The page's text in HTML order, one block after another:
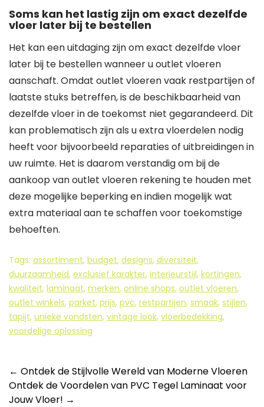
Soms kan het lastig zijn om exact dezelfde
vloer later bij te bestellen
Het kan een uitdaging zijn om exact dezelfde vloer
later bij te bestellen wanneer u outlet vloeren
aanschaft. Omdat outlet vloeren vaak restpartijen of
laatste stuks betreffen, is de beschikbaarheid van
dezelfde vloer in de toekomst niet gegarandeerd. Dit
kan problematisch zijn als u extra vloerdelen nodig
heeft voor bijvoorbeeld reparaties of uitbreidingen in
uw ruimte. Het is daarom verstandig om bij de
aankoop van outlet vloeren rekening te houden met
deze mogelijke beperking en indien mogelijk wat
extra materiaal aan te schaffen voor toekomstige
behoeften.
Tags: assortiment, budget, designs, diversiteit,
duurzaamheid, exclusief karakter, interieurstijl, kortingen,
kwaliteit, laminaat, merken, online shops, outlet vloeren,
outlet winkels, parket, prijs, pvc, restpartijen, smaak, stijlen,
tapijt, unieke vondsten, vintage look, vloerbedekking,
voordelige oplossing
Berichtnavigatie
← Ontdek de Stijlvolle Wereld van Moderne Vloeren
Ontdek de Voordelen van PVC Tegel Laminaat voor
Jouw Vloer! →